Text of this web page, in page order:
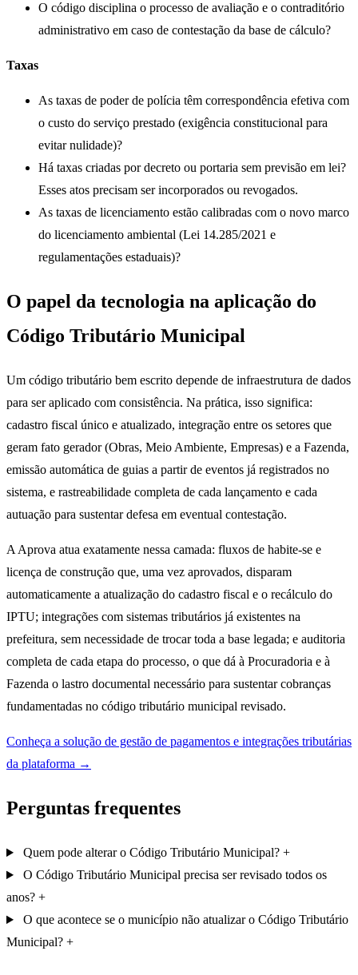
O código disciplina o processo de avaliação e o contraditório
administrativo em caso de contestação da base de cálculo?
Taxas
As taxas de poder de polícia têm correspondência efetiva com
o custo do serviço prestado (exigência constitucional para
evitar nulidade)?
Há taxas criadas por decreto ou portaria sem previsão em lei?
Esses atos precisam ser incorporados ou revogados.
As taxas de licenciamento estão calibradas com o novo marco
do licenciamento ambiental (Lei 14.285/2021 e
regulamentações estaduais)?
O papel da tecnologia na aplicação do
Código Tributário Municipal
Um código tributário bem escrito depende de infraestrutura de dados
para ser aplicado com consistência. Na prática, isso significa:
cadastro fiscal único e atualizado, integração entre os setores que
geram fato gerador (Obras, Meio Ambiente, Empresas) e a Fazenda,
emissão automática de guias a partir de eventos já registrados no
sistema, e rastreabilidade completa de cada lançamento e cada
autuação para sustentar defesa em eventual contestação.
A Aprova atua exatamente nessa camada: fluxos de habite-se e
licença de construção que, uma vez aprovados, disparam
automaticamente a atualização do cadastro fiscal e o recálculo do
IPTU; integrações com sistemas tributários já existentes na
prefeitura, sem necessidade de trocar toda a base legada; e auditoria
completa de cada etapa do processo, o que dá à Procuradoria e à
Fazenda o lastro documental necessário para sustentar cobranças
fundamentadas no código tributário municipal revisado.
Conheça a solução de gestão de pagamentos e integrações tributárias
da plataforma →
Perguntas frequentes
Quem pode alterar o Código Tributário Municipal?
O Código Tributário Municipal precisa ser revisado todos os
anos?
O que acontece se o município não atualizar o Código Tributário
Municipal?